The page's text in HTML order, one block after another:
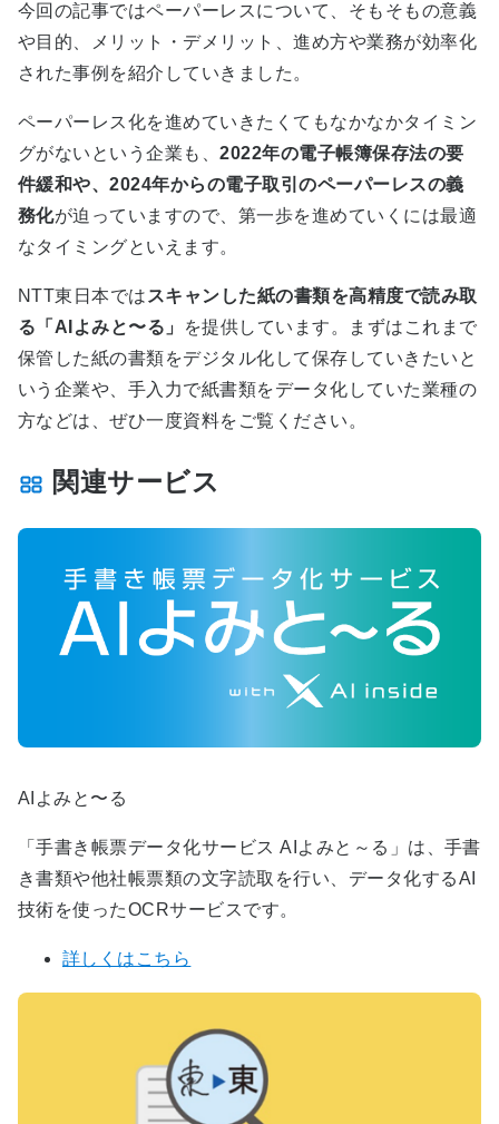
今回の記事ではペーパーレスについて、そもそもの意義
や目的、メリット・デメリット、進め方や業務が効率化
された事例を紹介していきました。
ペーパーレス化を進めていきたくてもなかなかタイミン
グがないという企業も、2022年の電子帳簿保存法の要
件緩和や、2024年からの電子取引のペーパーレスの義
務化が迫っていますので、第一歩を進めていくには最適
なタイミングといえます。
NTT東日本では スキャンした紙の書類を高精度で読み取
る「 AI よみと〜る」
を提供しています。まずはこれまで
保管した紙の書類をデジタル化して保存していきたいと
いう企業や、手入力で紙書類をデータ化していた業種の
方などは、ぜひ一度資料をご覧ください。
関連サービス
AIよみと〜る
「手書き帳票データ化サービス AIよみと～る」は、手書
き書類や他社帳票類の文字読取を行い、データ化するAI
技術を使ったOCRサービスです。
詳しくはこちら